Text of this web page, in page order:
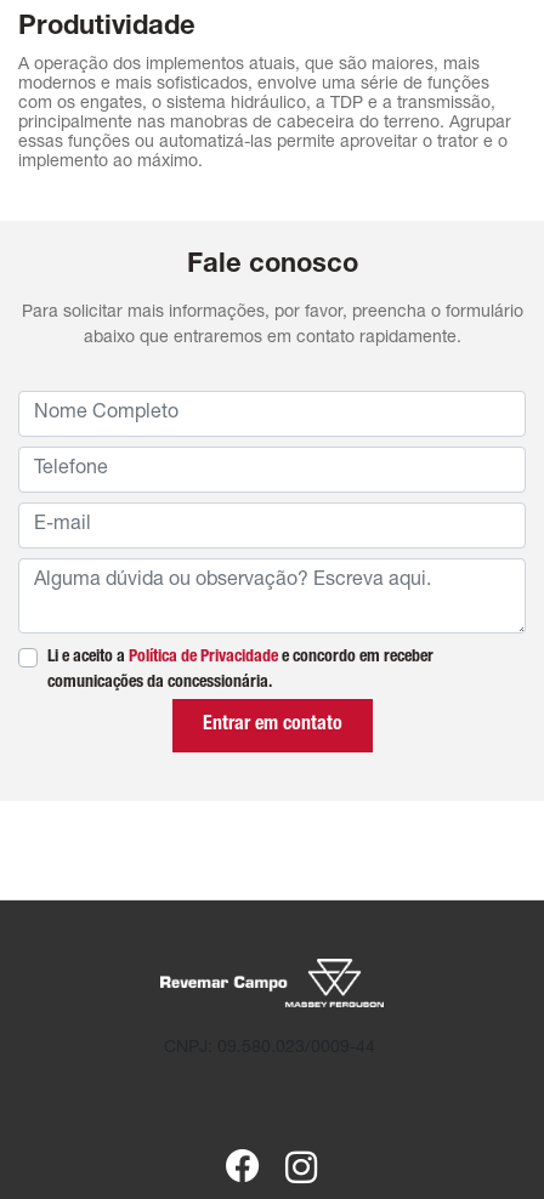
Produtividade
A operação dos implementos atuais, que são maiores, mais
modernos e mais sofisticados, envolve uma série de funções
com os engates, o sistema hidráulico, a TDP e a transmissão,
principalmente nas manobras de cabeceira do terreno. Agrupar
essas funções ou automatizá-las permite aproveitar o trator e o
implemento ao máximo.
Fale conosco
Para solicitar mais informações, por favor, preencha o formulário
abaixo que entraremos em contato rapidamente.
Li e aceito a Política de Privacidade e concordo em receber
comunicações da concessionária.
Entrar em contato